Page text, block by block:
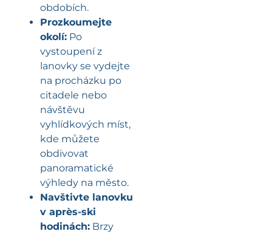
obdobích.
Prozkoumejte
okolí: Po
vystoupení z
lanovky se vydejte
na procházku po
citadele nebo
návštěvu
vyhlídkových míst,
kde můžete
obdivovat
panoramatické
výhledy na město.
Navštivte lanovku
v après-ski
hodinách: Brzy